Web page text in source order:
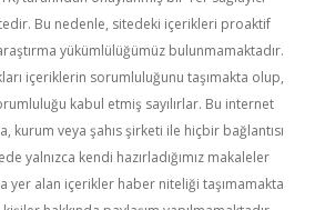
Bu nedenle, sitedeki içerikleri proaktif
yükümlülüğümüz bulunmamaktadır.
içeriklerin sorumluluğunu taşımakta olup,
kabul etmiş sayılırlar. Bu internet
kurum veya şahıs şirketi ile hiçbir bağlantısı
yalnızca kendi hazırladığımız makaleler
yer alan içerikler haber niteliği taşımamakta